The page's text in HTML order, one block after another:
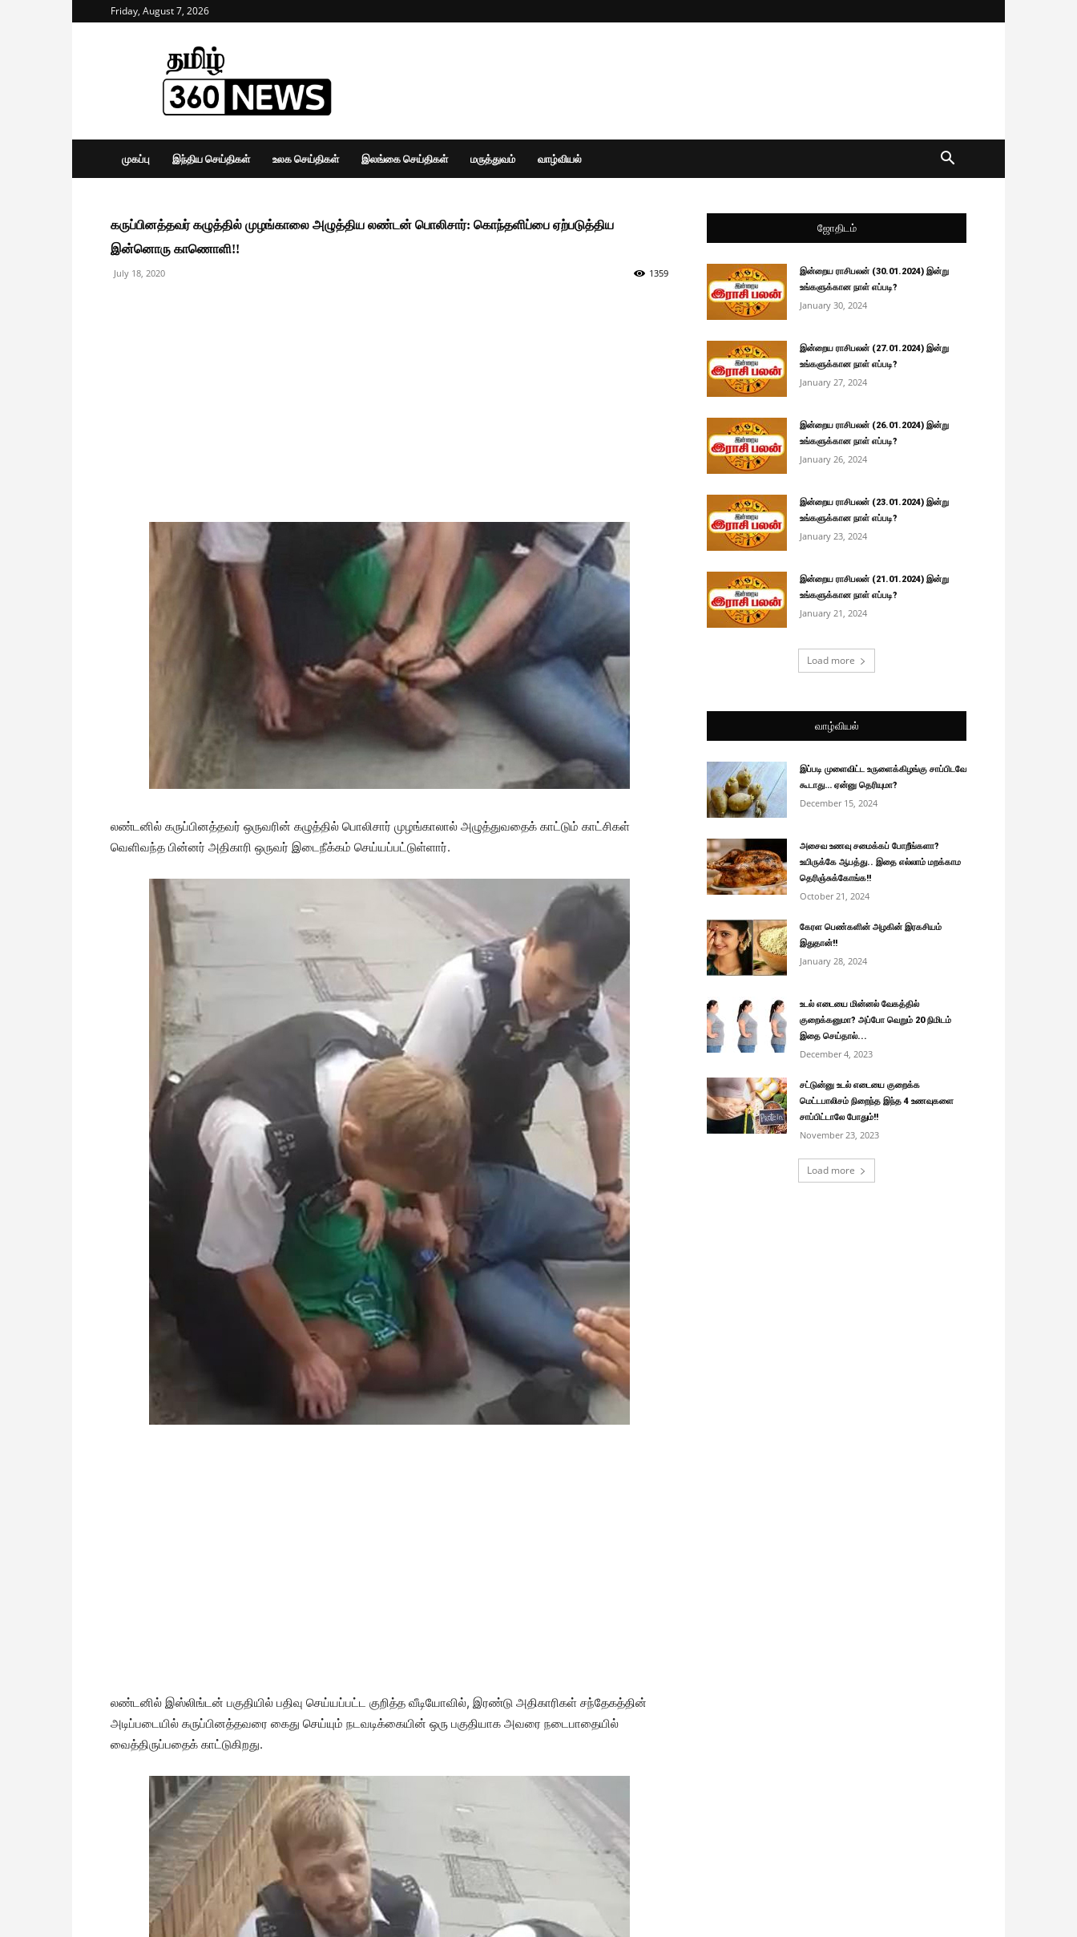
Friday, August 7, 2026
Tamil
360
News
முகப்பு இந்திய செய்திகள் உலக செய்திகள் இலங்கை செய்திகள் மருத்துவம் வாழ்வியல்
கருப்பினத்தவர் கழுத்தில் முழங்காலை அழுத்திய லண்டன் பொலிசார்: கொந்தளிப்பை ஏற்படுத்திய
இன்னொரு காணொளி!!
July 18, 2020 1359
லண்டனில் கருப்பினத்தவர் ஒருவரின் கழுத்தில் பொலிசார் முழங்காலால் அழுத்துவதைக் காட்டும் காட்சிகள்
வெளிவந்த பின்னர் அதிகாரி ஒருவர் இடைநீக்கம் செய்யப்பட்டுள்ளார்.
லண்டனில் இஸ்லிங்டன் பகுதியில் பதிவு செய்யப்பட்ட குறித்த வீடியோவில், இரண்டு அதிகாரிகள் சந்தேகத்தின்
அடிப்படையில் கருப்பினத்தவரை கைது செய்யும் நடவடிக்கையின் ஒரு பகுதியாக அவரை நடைபாதையில்
வைத்திருப்பதைக் காட்டுகிறது.
ஜோதிடம்
இன்றைய ராசிபலன் (30.01.2024) இன்று
உங்களுக்கான நாள் எப்படி?
January 30, 2024
இன்றைய ராசிபலன் (27.01.2024) இன்று
உங்களுக்கான நாள் எப்படி?
January 27, 2024
இன்றைய ராசிபலன் (26.01.2024) இன்று
உங்களுக்கான நாள் எப்படி?
January 26, 2024
இன்றைய ராசிபலன் (23.01.2024) இன்று
உங்களுக்கான நாள் எப்படி?
January 23, 2024
இன்றைய ராசிபலன் (21.01.2024) இன்று
உங்களுக்கான நாள் எப்படி?
January 21, 2024
Load more
வாழ்வியல்
இப்படி முளைவிட்ட உருளைக்கிழங்கு சாப்பிடவே
கூடாது… ஏன்னு தெரியுமா?
December 15, 2024
அசைவ உணவு சமைக்கப் போறீங்களா?
உயிருக்கே ஆபத்து.. இதை எல்லாம் மறக்காம
தெரிஞ்சுக்கோங்க!!
October 21, 2024
கேரள பெண்களின் அழகின் இரகசியம்
இதுதான்!!
January 28, 2024
உடல் எடையை மின்னல் வேகத்தில்
குறைக்கனுமா? அப்போ வெறும் 20 நிமிடம்
இதை செய்தால்...
December 4, 2023
சட்டுன்னு உடல் எடையை குறைக்க
மெட்டபாலிசம் நிறைந்த இந்த 4 உணவுகளை
சாப்பிட்டாலே போதும்!!
November 23, 2023
Load more